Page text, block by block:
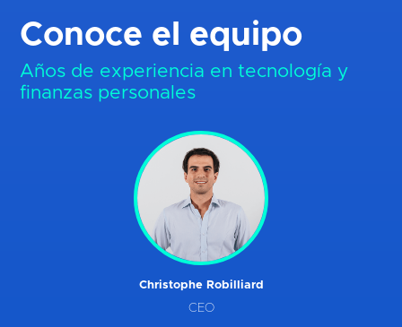
Conoce el equipo
Años de experiencia en tecnología y
finanzas personales
Christophe Robilliard
CEO